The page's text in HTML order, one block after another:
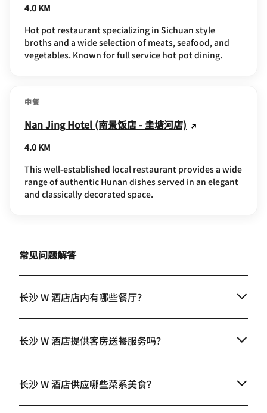
4.0 KM
Hot pot restaurant specializing in Sichuan style
broths and a wide selection of meats, seafood, and
vegetables. Known for full service hot pot dining.
中餐
Nan Jing Hotel (南景饭店 - 圭塘河店)
4.0 KM
This well-established local restaurant provides a wide
range of authentic Hunan dishes served in an elegant
and classically decorated space.
常见问题解答
长沙 W 酒店店内有哪些餐厅？
长沙 W 酒店提供客房送餐服务吗？
长沙 W 酒店供应哪些菜系美食？